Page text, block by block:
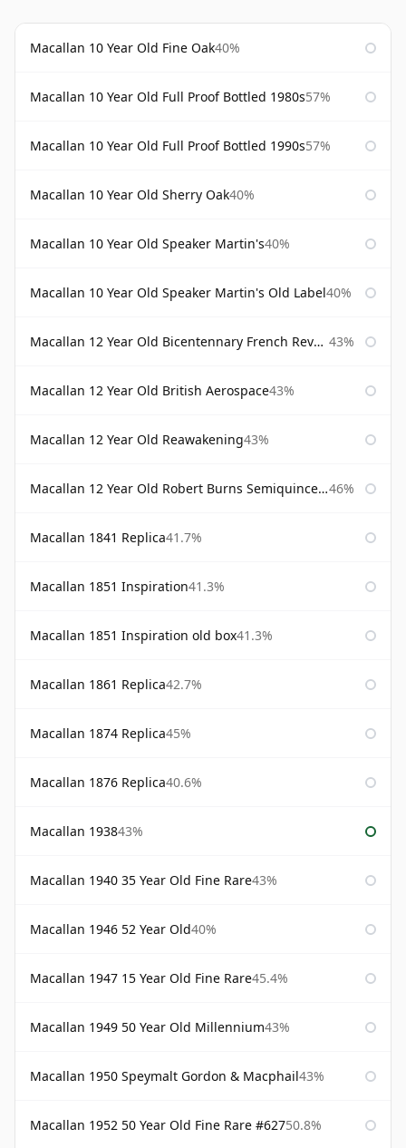
Macallan 10 Year Old Fine Oak40%
Macallan 10 Year Old Full Proof Bottled 1980s57%
Macallan 10 Year Old Full Proof Bottled 1990s57%
Macallan 10 Year Old Sherry Oak40%
Macallan 10 Year Old Speaker Martin's40%
Macallan 10 Year Old Speaker Martin's Old Label40%
Macallan 12 Year Old Bicentennary French Revolution 43%
Macallan 12 Year Old British Aerospace43%
Macallan 12 Year Old Reawakening43%
Macallan 12 Year Old Robert Burns Semiquincentenary 46%
Macallan 1841 Replica41.7%
Macallan 1851 Inspiration41.3%
Macallan 1851 Inspiration old box41.3%
Macallan 1861 Replica42.7%
Macallan 1874 Replica45%
Macallan 1876 Replica40.6%
Macallan 193843%
Macallan 1940 35 Year Old Fine Rare43%
Macallan 1946 52 Year Old40%
Macallan 1947 15 Year Old Fine Rare45.4%
Macallan 1949 50 Year Old Millennium43%
Macallan 1950 Speymalt Gordon & Macphail43%
Macallan 1952 50 Year Old Fine Rare #62750.8%